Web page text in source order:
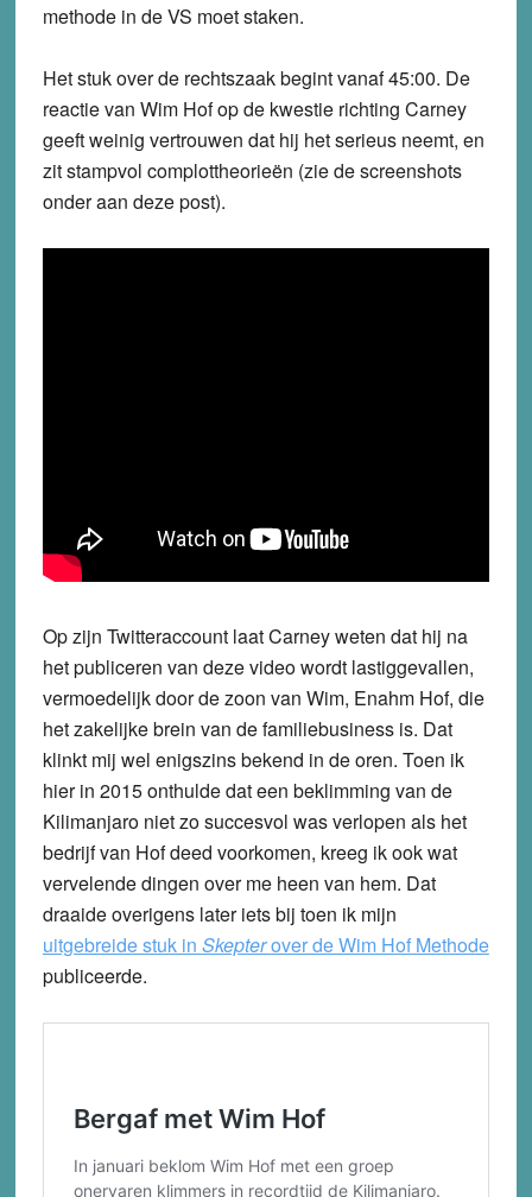
methode in de VS moet staken.
Het stuk over de rechtszaak begint vanaf 45:00. De
reactie van Wim Hof op de kwestie richting Carney
geeft weinig vertrouwen dat hij het serieus neemt, en
zit stampvol complottheorieën (zie de screenshots
onder aan deze post).
Op zijn Twitteraccount laat Carney weten dat hij na
het publiceren van deze video wordt lastiggevallen,
vermoedelijk door de zoon van Wim, Enahm Hof, die
het zakelijke brein van de familiebusiness is. Dat
klinkt mij wel enigszins bekend in de oren. Toen ik
hier in 2015 onthulde dat een beklimming van de
Kilimanjaro niet zo succesvol was verlopen als het
bedrijf van Hof deed voorkomen, kreeg ik ook wat
vervelende dingen over me heen van hem. Dat
draaide overigens later iets bij toen ik mijn
uitgebreide stuk in Skepterover de Wim Hof Methode
publiceerde.